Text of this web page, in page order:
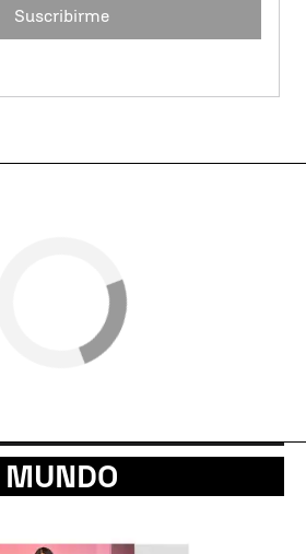
Suscribirme
MUNDO